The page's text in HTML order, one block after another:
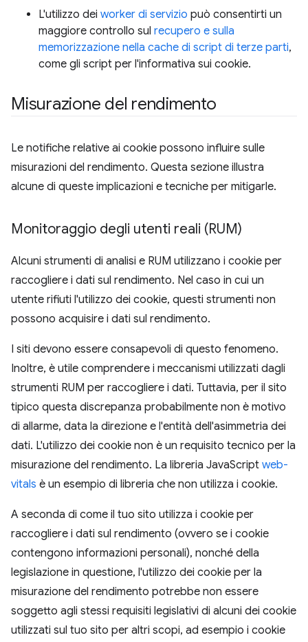
L'utilizzo dei worker di servizio può consentirti un
maggiore controllo sul recupero e sulla
memorizzazione nella cache di script di terze parti,
come gli script per l'informativa sui cookie.
Misurazione del rendimento
Le notifiche relative ai cookie possono influire sulle
misurazioni del rendimento. Questa sezione illustra
alcune di queste implicazioni e tecniche per mitigarle.
Monitoraggio degli utenti reali (RUM)
Alcuni strumenti di analisi e RUM utilizzano i cookie per
raccogliere i dati sul rendimento. Nel caso in cui un
utente rifiuti l'utilizzo dei cookie, questi strumenti non
possono acquisire i dati sul rendimento.
I siti devono essere consapevoli di questo fenomeno.
Inoltre, è utile comprendere i meccanismi utilizzati dagli
strumenti RUM per raccogliere i dati. Tuttavia, per il sito
tipico questa discrepanza probabilmente non è motivo
di allarme, data la direzione e l'entità dell'asimmetria dei
dati. L'utilizzo dei cookie non è un requisito tecnico per la
misurazione del rendimento. La libreria JavaScript web-
vitals è un esempio di libreria che non utilizza i cookie.
A seconda di come il tuo sito utilizza i cookie per
raccogliere i dati sul rendimento (ovvero se i cookie
contengono informazioni personali), nonché della
legislazione in questione, l'utilizzo dei cookie per la
misurazione del rendimento potrebbe non essere
soggetto agli stessi requisiti legislativi di alcuni dei cookie
utilizzati sul tuo sito per altri scopi, ad esempio i cookie